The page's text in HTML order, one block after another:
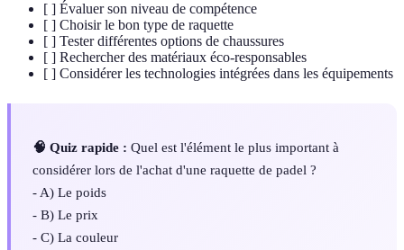
[ ] Évaluer son niveau de compétence
[ ] Choisir le bon type de raquette
[ ] Tester différentes options de chaussures
[ ] Rechercher des matériaux éco-responsables
[ ] Considérer les technologies intégrées dans les équipements
🧠 Quiz rapide : Quel est l'élément le plus important à
considérer lors de l'achat d'une raquette de padel ?
- A) Le poids
- B) Le prix
- C) La couleur